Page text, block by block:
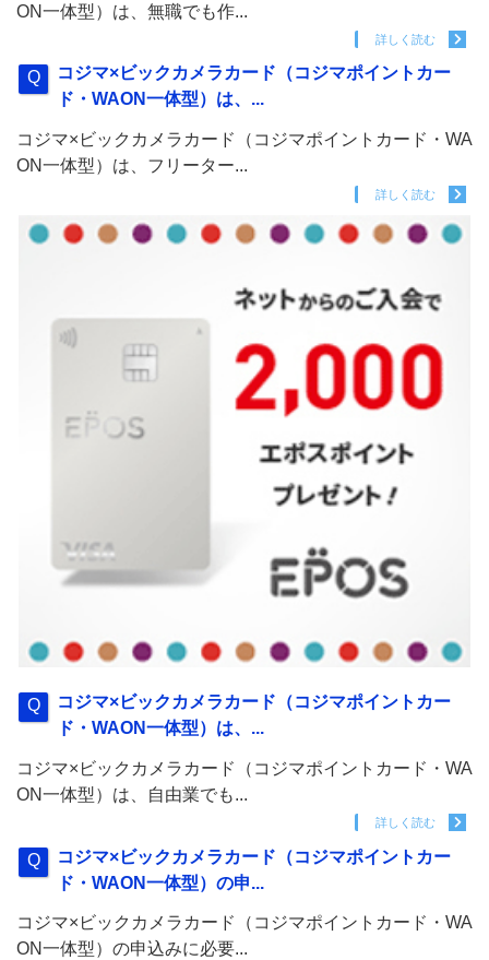
ON一体型）は、無職でも作...
詳しく読む
コジマ×ビックカメラカード（コジマポイントカー
ド・WAON一体型）は、...
コジマ×ビックカメラカード（コジマポイントカード・WA
ON一体型）は、フリーター...
詳しく読む
コジマ×ビックカメラカード（コジマポイントカー
ド・WAON一体型）は、...
コジマ×ビックカメラカード（コジマポイントカード・WA
ON一体型）は、自由業でも...
詳しく読む
コジマ×ビックカメラカード（コジマポイントカー
ド・WAON一体型）の申...
コジマ×ビックカメラカード（コジマポイントカード・WA
ON一体型）の申込みに必要...